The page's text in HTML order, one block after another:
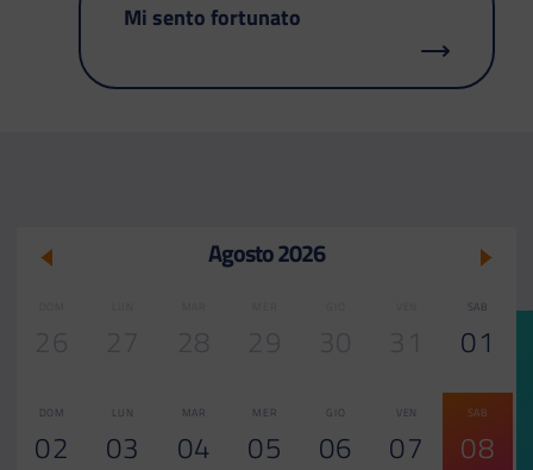
Mi sento fortunato
Agosto 2026
SAB
01
DOM
02
LUN
03
MAR
04
MER
05
GIO
06
VEN
07
SAB
08